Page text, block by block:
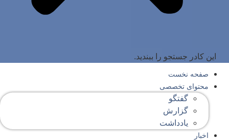
این کادر جستجو را ببندید.
صفحه‌ نخست
محتوای‌ تخصصی
گفتگو
گزارش
یادداشت
اخبار